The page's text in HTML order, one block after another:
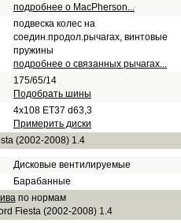
подробнее о MacPherson...
подвеска колес на
соедин.продол.рычагах, винтовые
пружины
подробнее о связанных рычагах...
175/65/14
Подобрать шины
4x108 ET37 d63,3
Примерить диски
(2002-2008) 1.4
Дисковые вентилируемые
Барабанные
по нормам
Fiesta (2002-2008) 1.4